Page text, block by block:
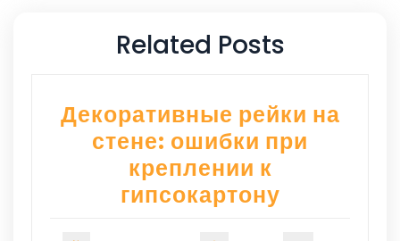
Related Posts
Декоративные рейки на
стене: ошибки при
креплении к
гипсокартону